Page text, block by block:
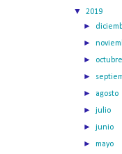
▼ 2019
►
►
► octubre
►
► agosto
►julio
►junio
►mayo